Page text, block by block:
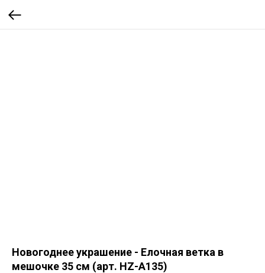
Новогоднее украшение - Елочная ветка в
мешочке 35 см (арт. HZ-A135)